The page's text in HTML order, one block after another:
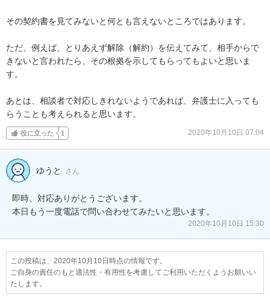
その契約書を見てみないと何とも言えないところではあります。
ただ、例えば、とりあえず解除（解約）を伝えてみて、相手からで
きないと言われたら、その根拠を示してもらってもよいと思いま
す。
あとは、相談者で対応しきれないようであれば、弁護士に入っても
らうことも考えられると思います。
役に立った 1 2020年10月10日 07:04
ゆうと さん
即時、対応ありがとうございます。
本日もう一度電話で問い合わせてみたいと思います。
2020年10月10日 15:30
この投稿は、2020年10月10日時点の情報です。
ご自身の責任のもと適法性・有用性を考慮してご利用いただくようお願いい
たします。